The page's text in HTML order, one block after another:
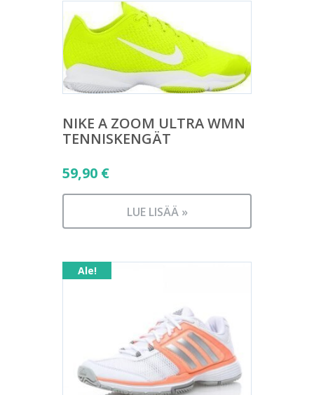
NIKE A ZOOM ULTRA WMN
TENNISKENGÄT
59,90 €
LUE LISÄÄ »
Ale!